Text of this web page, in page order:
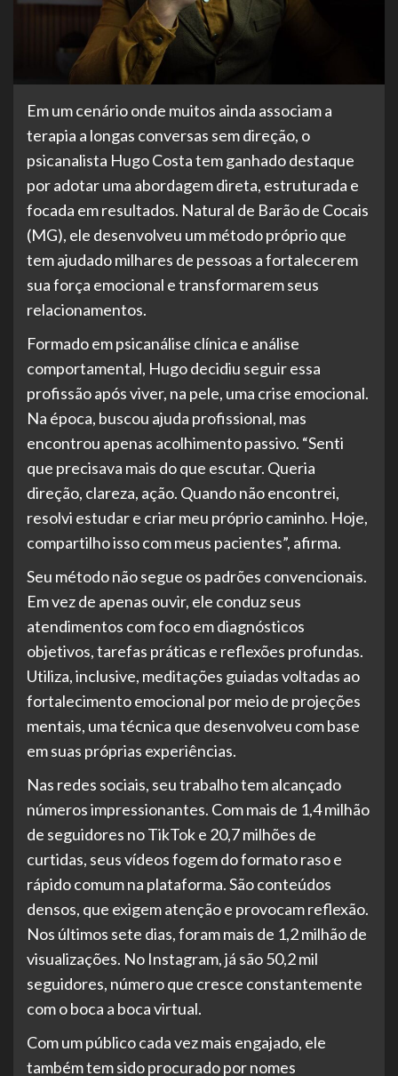
Em um cenário onde muitos ainda associam a
terapia a longas conversas sem direção, o
psicanalista Hugo Costa tem ganhado destaque
por adotar uma abordagem direta, estruturada e
focada em resultados. Natural de Barão de Cocais
(MG), ele desenvolveu um método próprio que
tem ajudado milhares de pessoas a fortalecerem
sua força emocional e transformarem seus
relacionamentos.
Formado em psicanálise clínica e análise
comportamental, Hugo decidiu seguir essa
profissão após viver, na pele, uma crise emocional.
Na época, buscou ajuda profissional, mas
encontrou apenas acolhimento passivo. “Senti
que precisava mais do que escutar. Queria
direção, clareza, ação. Quando não encontrei,
resolvi estudar e criar meu próprio caminho. Hoje,
compartilho isso com meus pacientes”, afirma.
Seu método não segue os padrões convencionais.
Em vez de apenas ouvir, ele conduz seus
atendimentos com foco em diagnósticos
objetivos, tarefas práticas e reflexões profundas.
Utiliza, inclusive, meditações guiadas voltadas ao
fortalecimento emocional por meio de projeções
mentais, uma técnica que desenvolveu com base
em suas próprias experiências.
Nas redes sociais, seu trabalho tem alcançado
números impressionantes. Com mais de 1,4 milhão
de seguidores no TikTok e 20,7 milhões de
curtidas, seus vídeos fogem do formato raso e
rápido comum na plataforma. São conteúdos
densos, que exigem atenção e provocam reflexão.
Nos últimos sete dias, foram mais de 1,2 milhão de
visualizações. No Instagram, já são 50,2 mil
seguidores, número que cresce constantemente
com o boca a boca virtual.
Com um público cada vez mais engajado, ele
também tem sido procurado por nomes